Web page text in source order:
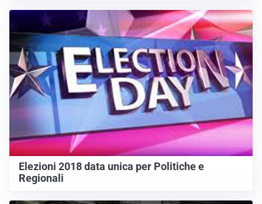
Elezioni 2018 data unica per Politiche e
Regionali